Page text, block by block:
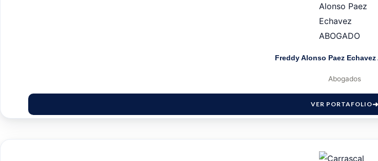
Freddy Alonso Paez Echavez
Abogados
VER PORTAFOLIO